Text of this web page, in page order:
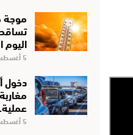
موجة
اليوم
5 أغسطس 2026
5 أغسطس 2026